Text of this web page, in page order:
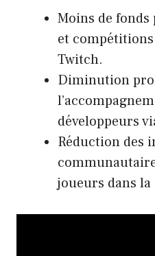
Moins de fonds
et
Twitch.
Diminution
développeurs
Réduction des
joueurs dans